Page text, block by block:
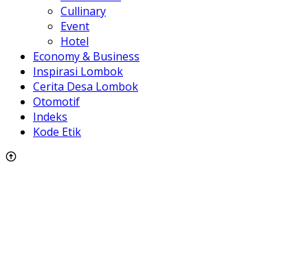
Cullinary
Event
Hotel
Economy & Business
Inspirasi Lombok
Cerita Desa Lombok
Otomotif
Indeks
Kode Etik